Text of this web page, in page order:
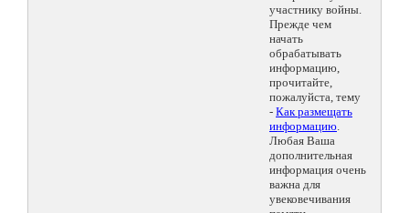
участнику войны.
Прежде чем
начать
обрабатывать
информацию,
прочитайте,
пожалуйста, тему
- Как размещать
информацию.
Любая Ваша
дополнительная
информация очень
важна для
увековечивания